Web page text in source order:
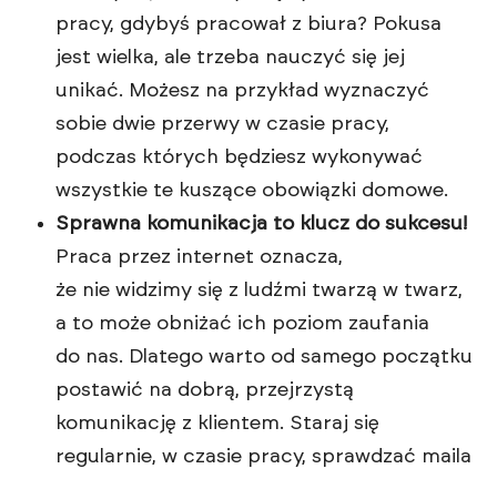
pracy, gdybyś pracował z biura? Pokusa
jest wielka, ale trzeba nauczyć się jej
unikać. Możesz na przykład wyznaczyć
sobie dwie przerwy w czasie pracy,
podczas których będziesz wykonywać
wszystkie te kuszące obowiązki domowe.
Sprawna komunikacja to klucz do sukcesu!
Praca przez internet oznacza,
że nie widzimy się z ludźmi twarzą w twarz,
a to może obniżać ich poziom zaufania
do nas. Dlatego warto od samego początku
postawić na dobrą, przejrzystą
komunikację z klientem. Staraj się
regularnie, w czasie pracy, sprawdzać maila